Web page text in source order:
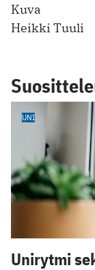
Kuva
Heikki Tuuli
UNI
Unirytmi